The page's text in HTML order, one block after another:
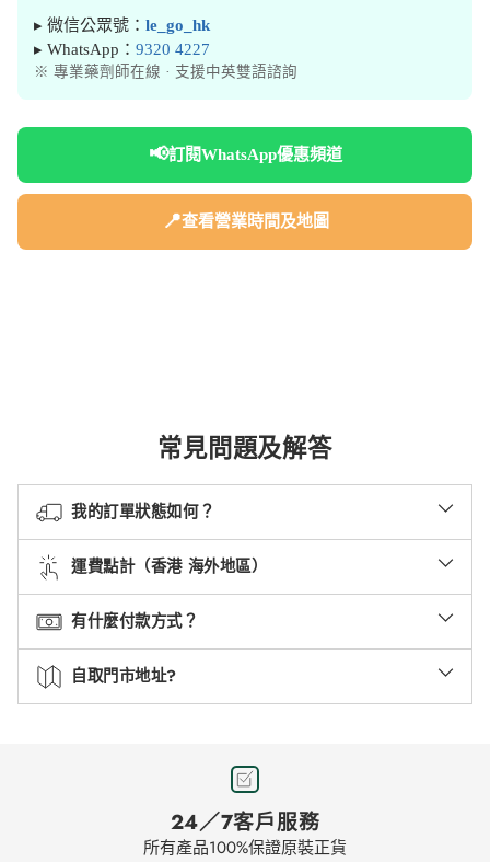
▸ 微信公眾號： le_go_hk
▸ WhatsApp： 9320 4227
※ 專業藥劑師在線 · 支援中英雙語諮詢
📢訂閱WhatsApp優惠頻道
📍查看營業時間及地圖
常見問題及解答
我的訂單狀態如何？
運費點計（香港 海外地區）
有什麼付款方式？
自取門市地址?
24／7客戶服務
所有產品100%保證原裝正貨